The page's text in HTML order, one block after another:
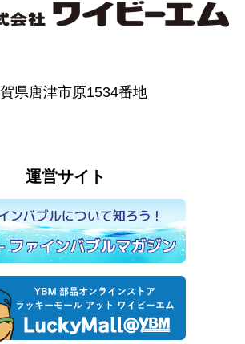
県唐津市原1534番地
運営サイト